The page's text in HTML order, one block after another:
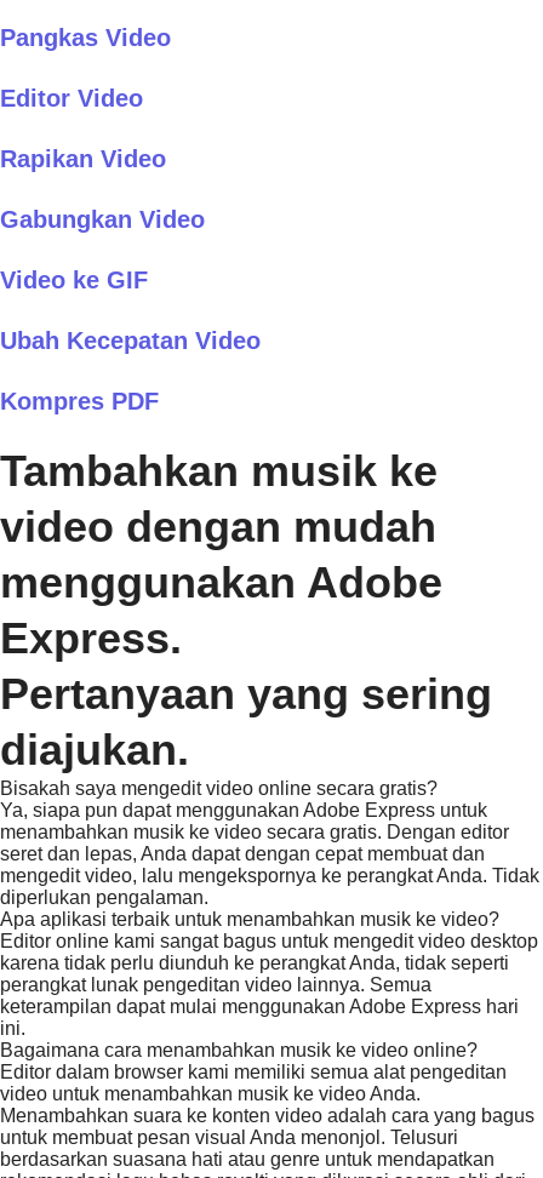
Pangkas Video
Editor Video
Rapikan Video
Gabungkan Video
Video ke GIF
Ubah Kecepatan Video
Kompres PDF
Tambahkan musik ke
video dengan mudah
menggunakan Adobe
Express.
Pertanyaan yang sering
diajukan.
Bisakah saya mengedit video online secara gratis?
Ya, siapa pun dapat menggunakan Adobe Express untuk
menambahkan musik ke video secara gratis. Dengan editor
seret dan lepas, Anda dapat dengan cepat membuat dan
mengedit video, lalu mengekspornya ke perangkat Anda. Tidak
diperlukan pengalaman.
Apa aplikasi terbaik untuk menambahkan musik ke video?
Editor online kami sangat bagus untuk mengedit video desktop
karena tidak perlu diunduh ke perangkat Anda, tidak seperti
perangkat lunak pengeditan video lainnya. Semua
keterampilan dapat mulai menggunakan Adobe Express hari
ini.
Bagaimana cara menambahkan musik ke video online?
Editor dalam browser kami memiliki semua alat pengeditan
video untuk menambahkan musik ke video Anda.
Menambahkan suara ke konten video adalah cara yang bagus
untuk membuat pesan visual Anda menonjol. Telusuri
berdasarkan suasana hati atau genre untuk mendapatkan